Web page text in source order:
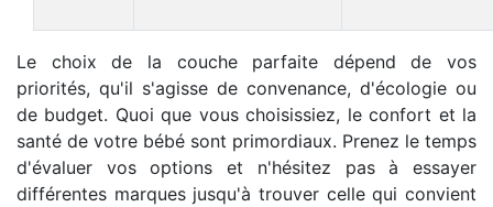
Le choix de la couche parfaite dépend de vos
priorités, qu'il s'agisse de convenance, d'écologie ou
de budget. Quoi que vous choisissiez, le confort et la
santé de votre bébé sont primordiaux. Prenez le temps
d'évaluer vos options et n'hésitez pas à essayer
différentes marques jusqu'à trouver celle qui convient